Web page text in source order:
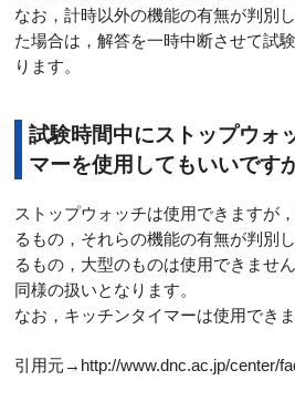
なお，計時以外の機能の有無が判別
た場合は，解答を一時中断させて試
ります。
試験時間中にストップウォ
マーを使用してもいいです
ストップウォッチは使用できますが
るもの，それらの機能の有無が判別
るもの，大型のものは使用できませ
同様の扱いとなります。
なお，キッチンタイマーは使用できま
引用元→http://www.dnc.ac.jp/center/